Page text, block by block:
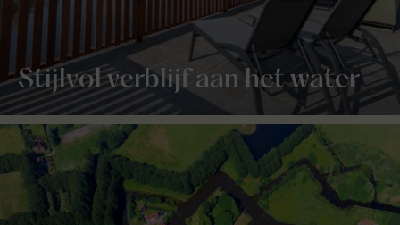
Stijlvol verblijf aan het water